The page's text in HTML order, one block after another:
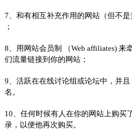
7、和有相互补充作用的网站（但不
；
8、用网站会员制 （Web affiliates)
们流量链接到你的网站；
9、活跃在在线讨论组或论坛中，并
名。
10、任何时候有人在你的网站上购买
录，以便他再次购买。